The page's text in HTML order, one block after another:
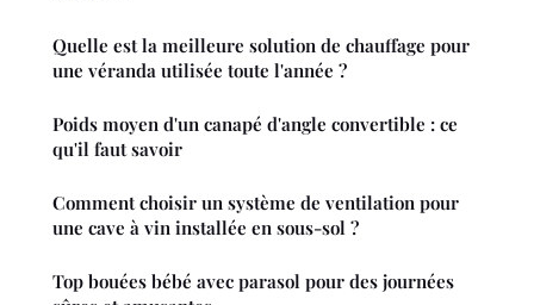
Quelle est la meilleure solution de chauffage pour
une véranda utilisée toute l'année ?
Poids moyen d'un canapé d'angle convertible : ce
qu'il faut savoir
Comment choisir un système de ventilation pour
une cave à vin installée en sous-sol ?
Top bouées bébé avec parasol pour des journées